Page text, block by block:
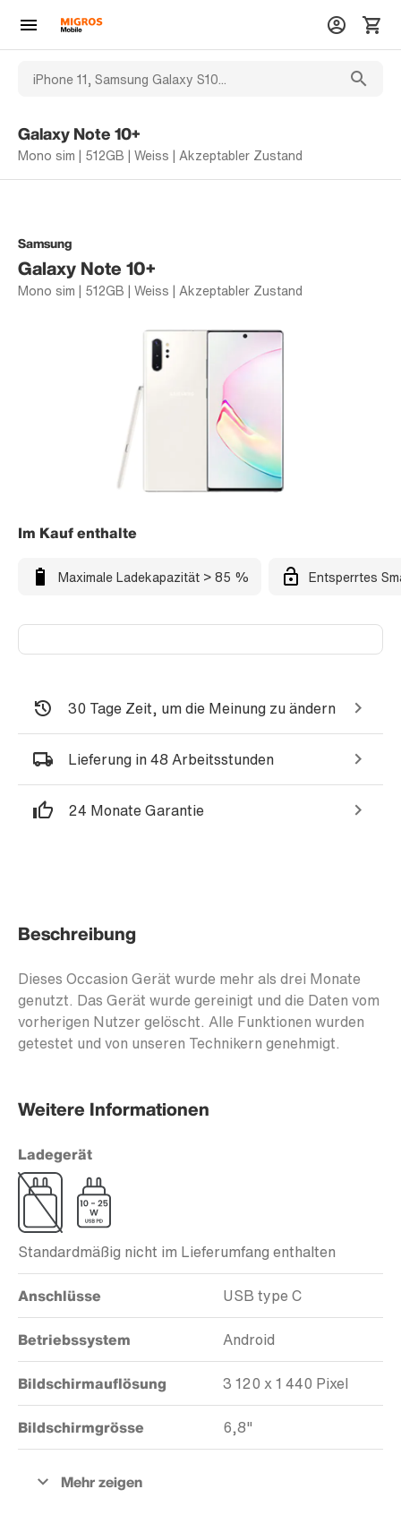
Galaxy Note 10+
Mono sim | 512GB | Weiss | Akzeptabler Zustand
Samsung
Galaxy Note 10+
Mono sim | 512GB | Weiss | Akzeptabler Zustand
Im Kauf enthalte
Maximale Ladekapazität > 85 % Entsperrtes
30 Tage Zeit, um die Meinung zu ändern
Lieferung in 48 Arbeitsstunden
24 Monate Garantie
Beschreibung
Dieses Occasion Gerät wurde mehr als drei Monate
genutzt. Das Gerät wurde gereinigt und die Daten vom
vorherigen Nutzer gelöscht. Alle Funktionen wurden
getestet und von unseren Technikern genehmigt.
Weitere Informationen
Ladegerät
Standardmäßig nicht im Lieferumfang enthalten
Anschlüsse USB type C
Betriebssystem Android
Bildschirmauflösung 3 120 x 1 440 Pixel
Bildschirmgrösse 6,8"